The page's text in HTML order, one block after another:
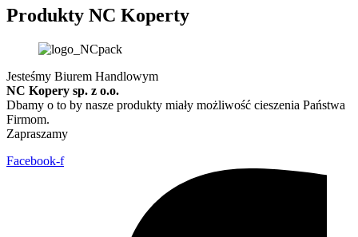
Produkty NC Koperty
Jesteśmy Biurem Handlowym
NC Kopery sp. z o.o.
Dbamy o to by nasze produkty miały możliwość cieszenia Państwa
Firmom.
Zapraszamy
Facebook-f